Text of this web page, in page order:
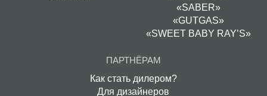
«SABER»
«GUTGAS»
«SWEET BABY RAY’S»
ПАРТНЁРАМ
Как стать дилером?
Для дизайнеров